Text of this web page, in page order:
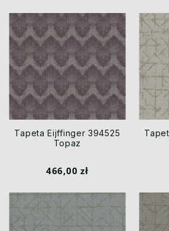
Tapeta Eijffinger 394525
Topaz
466,00 zł